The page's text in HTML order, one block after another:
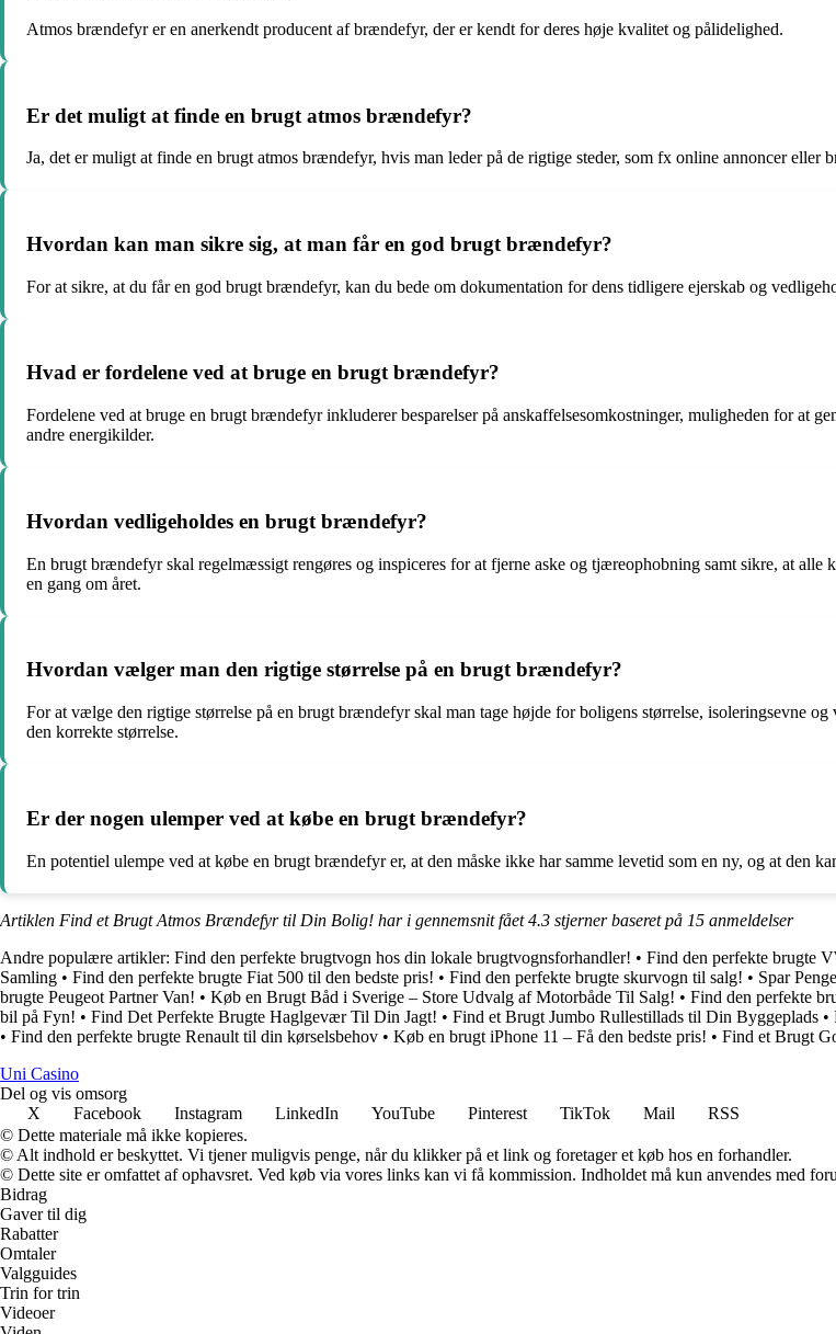
Atmos brændefyr er en anerkendt producent af brændefyr, der er kendt for deres høje kvalitet og pålidelighed.
Er det muligt at finde en brugt atmos brændefyr?
Ja, det er muligt at finde en brugt atmos brændefyr, hvis man leder på de rigtige steder, som fx online annoncer eller
Hvordan kan man sikre sig, at man får en god brugt brændefyr?
For at sikre, at du får en god brugt brændefyr, kan du bede om dokumentation for dens tidligere ejerskab og
Hvad er fordelene ved at bruge en brugt brændefyr?
Fordelene ved at bruge en brugt brændefyr inkluderer besparelser på anskaffelsesomkostninger, muligheden for at
andre energikilder.
Hvordan vedligeholdes en brugt brændefyr?
En brugt brændefyr skal regelmæssigt rengøres og inspiceres for at fjerne aske og tjæreophobning samt sikre, at alle
en gang om året.
Hvordan vælger man den rigtige størrelse på en brugt brændefyr?
For at vælge den rigtige størrelse på en brugt brændefyr skal man tage højde for boligens størrelse, isoleringsevne
den korrekte størrelse.
Er der nogen ulemper ved at købe en brugt brændefyr?
En potentiel ulempe ved at købe en brugt brændefyr er, at den måske ikke har samme levetid som en ny, og at den
Artiklen Find et Brugt Atmos Brændefyr til Din Bolig! har i gennemsnit fået4.3 stjerner baseret på 15 anmeldelser
Andre populære artikler: Find den perfekte brugtvogn hos din lokale brugtvognsforhandler! • Find den perfekte brugte
Samling • Find den perfekte brugte Fiat 500 til den bedste pris! • Find den perfekte brugte skurvogn til salg! • Spar
brugte Peugeot Partner Van! • Køb en Brugt Båd i Sverige – Store Udvalg af Motorbåde Til Salg! • Find den perfekte
bil på Fyn! • Find Det Perfekte Brugte Haglgevær Til Din Jagt! • Find et Brugt Jumbo Rullestillads til Din Byggeplads •
• Find den perfekte brugte Renault til din kørselsbehov • Køb en brugt iPhone 11 – Få den bedste pris! • Find et Brugt
Uni Casino
Del og vis omsorg
X
Facebook Instagram LinkedIn YouTube Pinterest TikTok Mail
RSS
© Dette materiale må ikke kopieres.
© Alt indhold er beskyttet. Vi tjener muligvis penge, når du klikker på et link og foretager et køb hos en forhandler.
© Dette site er omfattet af ophavsret. Ved køb via vores links kan vi få kommission. Indholdet må kun anvendes med
Bidrag
Gaver til dig
Rabatter
Omtaler
Valgguides
Trin for trin
Videoer